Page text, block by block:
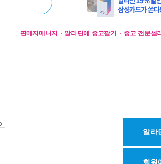
판매자매니저 알라딘에 중고팔기 중고 전문셀
알라
회원